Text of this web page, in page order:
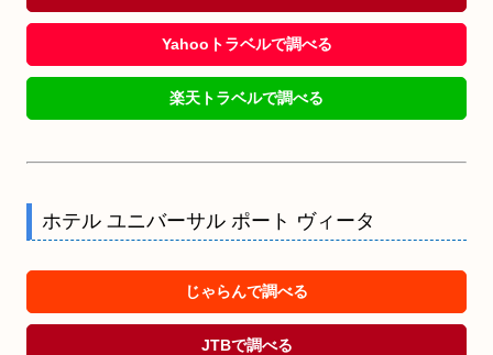
Yahooトラベルで調べる
楽天トラベルで調べる
ホテル ユニバーサル ポート ヴィータ
じゃらんで調べる
JTBで調べる